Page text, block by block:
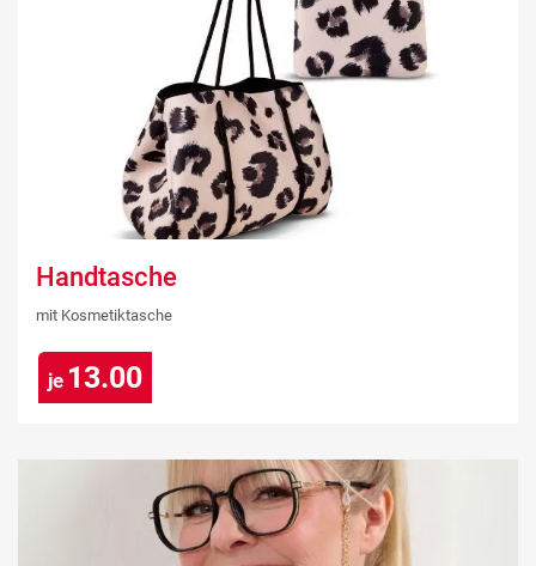
Handtasche
mit Kosmetiktasche
je 13.00